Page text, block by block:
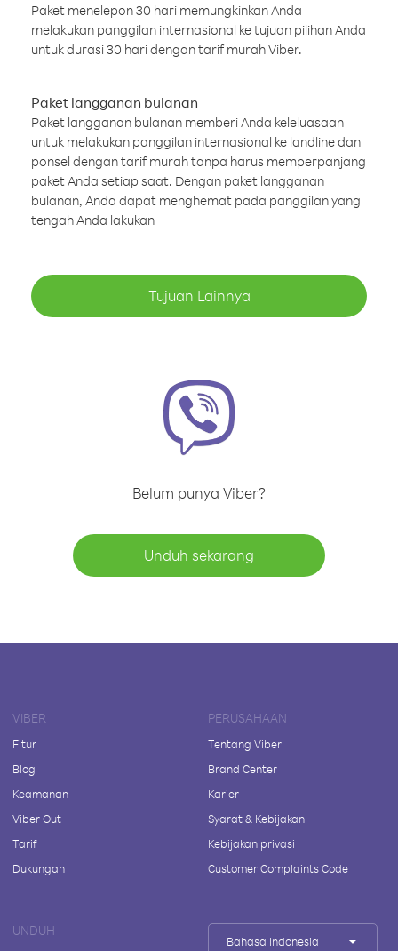
Paket menelepon 30 hari memungkinkan Anda
melakukan panggilan internasional ke tujuan pilihan Anda
untuk durasi 30 hari dengan tarif murah Viber.
Paket langganan bulanan
Paket langganan bulanan memberi Anda keleluasaan
untuk melakukan panggilan internasional ke landline dan
ponsel dengan tarif murah tanpa harus memperpanjang
paket Anda setiap saat. Dengan paket langganan
bulanan, Anda dapat menghemat pada panggilan yang
tengah Anda lakukan
Tujuan Lainnya
Belum punya Viber?
Unduh sekarang
VIBER
Fitur
Blog
Keamanan
Viber Out
Tarif
Dukungan
PERUSAHAAN
Tentang Viber
Brand Center
Karier
Syarat & Kebijakan
Kebijakan privasi
Customer Complaints Code
UNDUH
Bahasa Indonesia